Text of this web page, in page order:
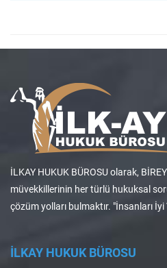
İLKAY HUKUK BÜROSU olarak,
müvekkillerinin her türlü hukuksal
çözüm yolları bulmaktır. "İnsanları İyi
İLKAY HUKUK BÜROSU